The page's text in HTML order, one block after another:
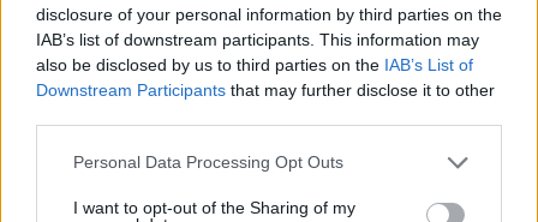
disclosure of your personal information by third parties on the
IAB’s list of downstream participants. This information may
also be disclosed by us to third parties on the IAB’s List of
Downstream Participants that may further disclose it to other
Please note that this website/app uses one or more Google
not limited to your visit or usage behaviour. You may click to
Personal Data Processing Opt Outs
I want to opt-out of the Sharing of my